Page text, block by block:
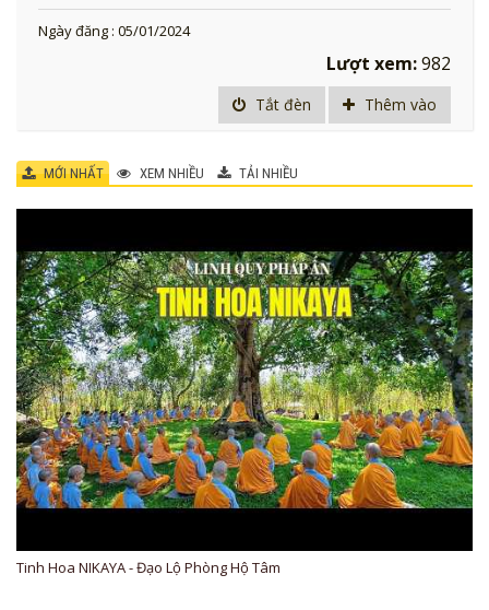
Ngày đăng : 05/01/2024
Lượt xem:982
Tắt đèn Thêm vào
MỚI NHẤT XEM NHIỀU TẢI NHIỀU
Tinh Hoa NIKAYA - Đạo Lộ Phòng Hộ Tâm